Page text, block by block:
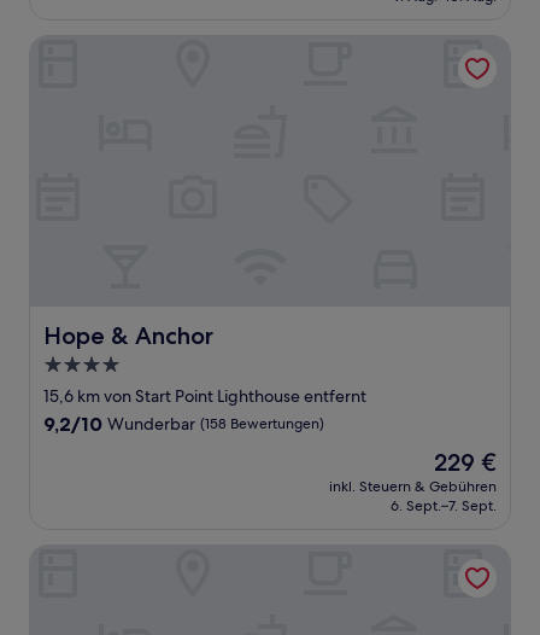
Hope & Anchor
Hope & Anchor
4.0-
Sterne-
Unterkunft
15,6 km von Start Point Lighthouse entfernt
9.2
9,2/10 Wunderbar (158 Bewertungen)
Der
Preis
beträgt
229 €
inkl. Steuern & Gebühren
6. Sept.–7. Sept.